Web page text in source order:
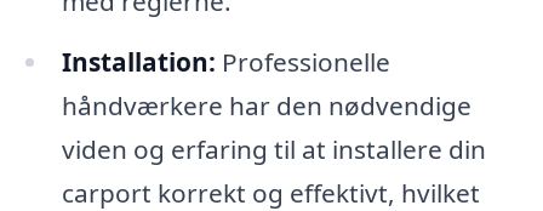
Installation: Professionelle
håndværkere har den nødvendige
viden og erfaring til at installere din
carport korrekt og effektivt, hvilket